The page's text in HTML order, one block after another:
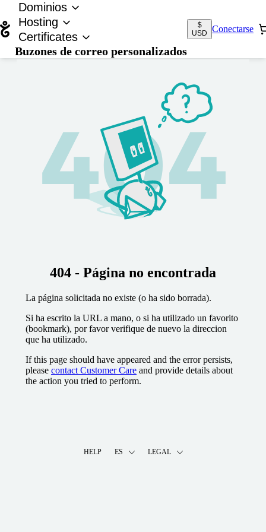
Dominios
Hosting
Certificates
Buzones de correo personalizados
$
USD
Conectarse
404 - Página no encontrada
La página solicitada no existe (o ha sido borrada).
Si ha escrito la URL a mano, o si ha utilizado un favorito
(bookmark), por favor verifique de nuevo la direccion
que ha utilizado.
If this page should have appeared and the error persists,
please contact Customer Care and provide details about
the action you tried to perform.
HELP ES LEGAL